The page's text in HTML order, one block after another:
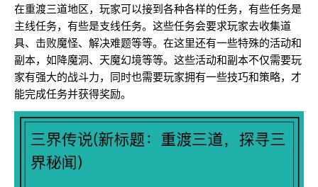
在重渡三道地区，玩家可以接到各种各样的任务，有些任务是
主线任务，有些是支线任务。这些任务会要求玩家去收集道
具、击败魔怪、解决难题等等。在这里还有一些特殊的活动和
副本，如降魔洞、天魔幻境等等。这些活动和副本不仅需要玩
家有强大的战斗力，同时也需要玩家拥有一些技巧和策略，才
能完成任务并获得奖励。